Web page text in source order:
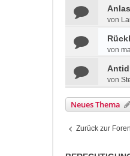
von
von
von
Neues Thema
Zurück zur